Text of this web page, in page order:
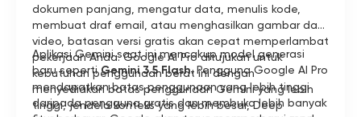
dokumen panjang, mengatur data, menulis kode,
membuat draf email, atau menghasilkan gambar dan
video, batasan versi gratis akan cepat memperlambat
pekerjaan Anda. Google AI Pro ditujukan untuk
kebutuhan penggunaan berat ini dengan
menyediakan batas penggunaan Gemini yang lebih
tinggi, jendela konteks yang lebih besar, Deep
Aplikasi Gemini saat ini mencakup model generasi
baru sepertiGemini 3.5 Flash. Pengguna Google AI Pro
mendapatkan batas penggunaan yang lebih tinggi
daripada pengguna gratis dan membuka lebih banyak